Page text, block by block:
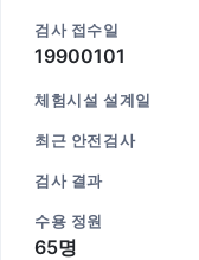
검사 접수일
19900101
체험시설 설계일
최근 안전검사
검사 결과
수용 정원
65명